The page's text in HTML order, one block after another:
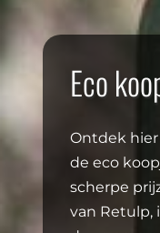
Eco
Ontdek hier
de eco
scherpe
van Retulp,